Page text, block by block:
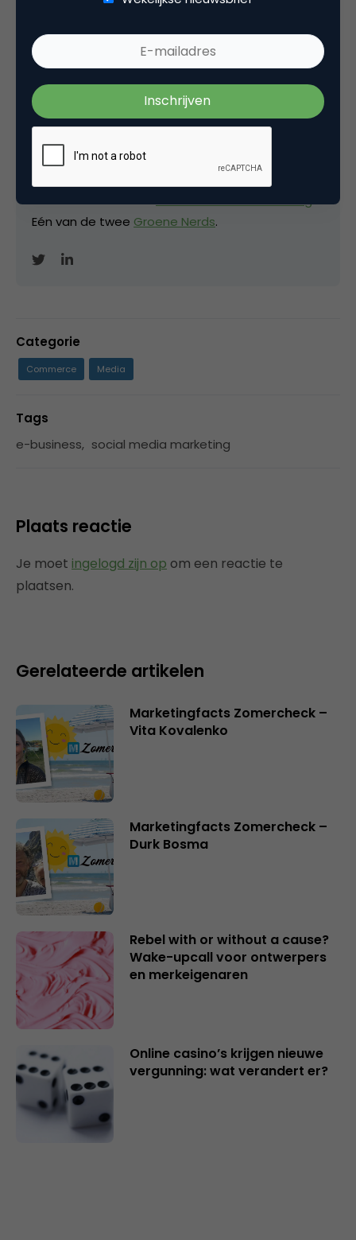
Danny Oosterveer
Datasexual
Amdax en Woonduurzaam. Daarnaast vertel ik
Eén van de twee Groene Nerds.
Categorie
Commerce Media
Tags
e-business, social media marketing
Plaats reactie
Je moet ingelogd zijn op om een reactie te
plaatsen.
Gerelateerde artikelen
Marketingfacts Zomercheck –
Vita Kovalenko
Marketingfacts Zomercheck –
Durk Bosma
Rebel with or without a cause?
Wake-upcall voor ontwerpers
en merkeigenaren
Online casino’s krijgen nieuwe
vergunning: wat verandert er?